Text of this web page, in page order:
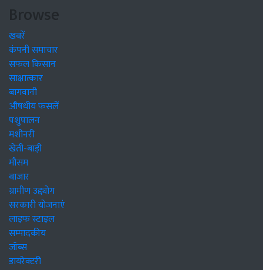
Browse
खबरें
कंपनी समाचार
सफल किसान
साक्षात्कार
बागवानी
औषधीय फसलें
पशुपालन
मशीनरी
खेती-बाड़ी
मौसम
बाजार
ग्रामीण उद्द्योग
सरकारी योजनाएं
लाइफ स्टाइल
सम्पादकीय
जॉब्स
डायरेक्टरी